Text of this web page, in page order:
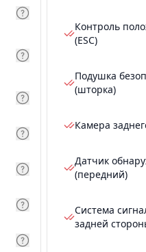
Контроль
(ESC)
Подушка
(шторка)
Камера
Датчик
(передний)
Система
задней